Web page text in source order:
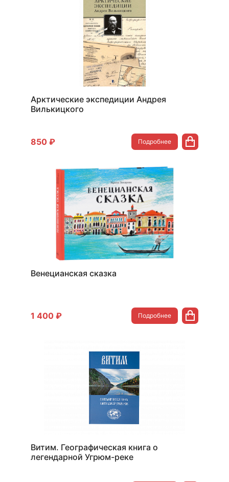
Арктические экспедиции Андрея
Вилькицкого
850 ₽ Подробнее
Венецианская сказка
1 400 ₽ Подробнее
Витим. Географическая книга о
легендарной Угрюм-реке